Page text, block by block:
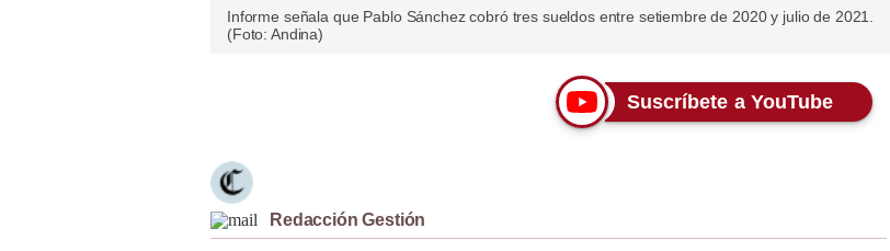
Informe señala que Pablo Sánchez cobró tres sueldos entre setiembre de 2020 y julio de 2021.
(Foto: Andina)
Suscríbete a YouTube
Redacción Gestión